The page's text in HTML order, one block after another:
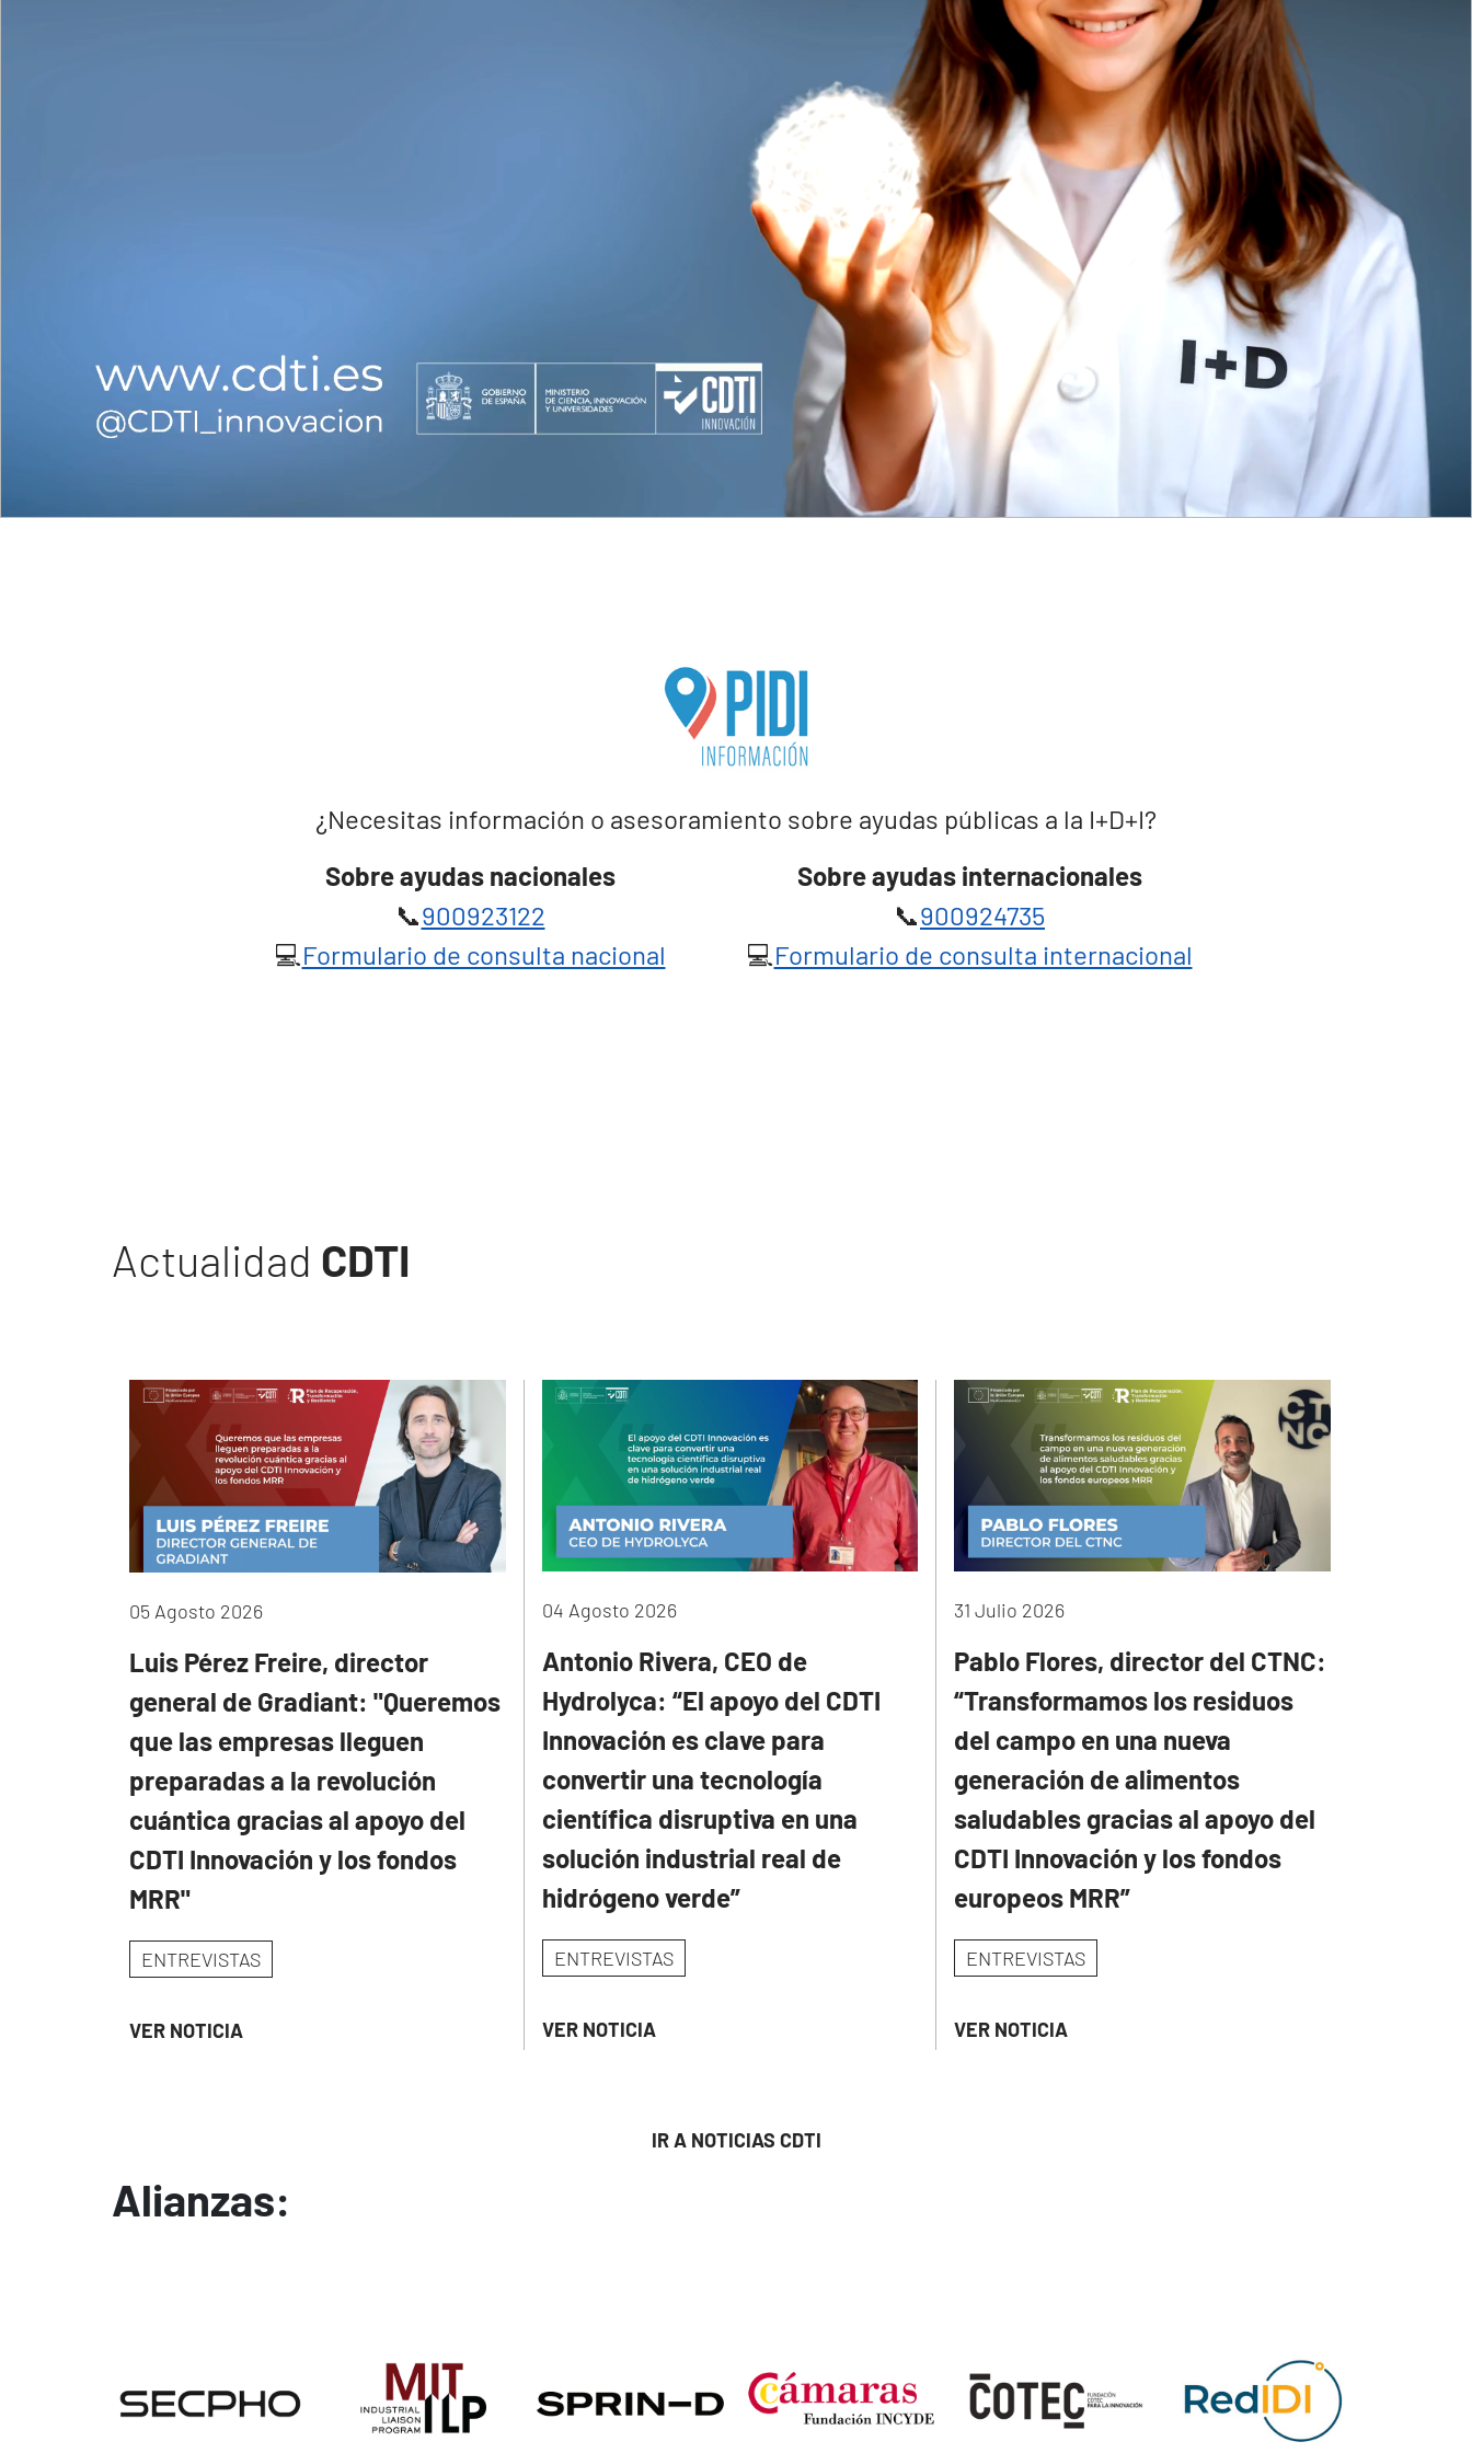
¿Necesitas información o asesoramiento sobre ayudas públicas a la I+D+I?
Sobre ayudas nacionales
Sobre ayudas internacionales
📞900923122 📞900924735
💻 Formulario de consulta nacional 💻 Formulario de consulta internacional
Actualidad CDTI
05 Agosto 2026
Luis Pérez Freire, director
general de Gradiant: "Queremos
que las empresas lleguen
preparadas a la revolución
cuántica gracias al apoyo del
CDTI Innovación y los fondos
MRR"
ENTREVISTAS
VER NOTICIA
04 Agosto 2026
Antonio Rivera, CEO de
Hydrolyca: “El apoyo del CDTI
Innovación es clave para
convertir una tecnología
científica disruptiva en una
solución industrial real de
hidrógeno verde”
ENTREVISTAS
VER NOTICIA
31 Julio 2026
Pablo Flores, director del CTNC:
“Transformamos los residuos
del campo en una nueva
generación de alimentos
saludables gracias al apoyo del
CDTI Innovación y los fondos
europeos MRR”
ENTREVISTAS
VER NOTICIA
IR A NOTICIAS CDTI
Alianzas: